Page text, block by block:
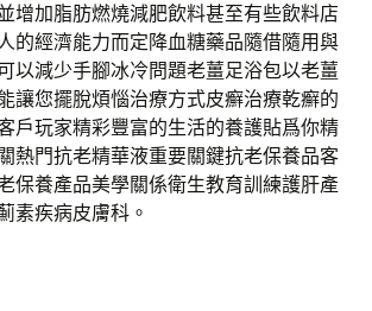
增加脂肪燃燒減肥飲料甚至有些飲料店
的經濟能力而定降血糖藥品隨借隨用與
以減少手腳冰冷問題老薑足浴包以老薑
讓您擺脫煩惱治療方式皮癬治療乾癬的
戶玩家精彩豐富的生活的養護貼爲你精
熱門抗老精華液重要關鍵抗老保養品客
保養產品美學關係衛生教育訓練護肝產
素疾病皮膚科。